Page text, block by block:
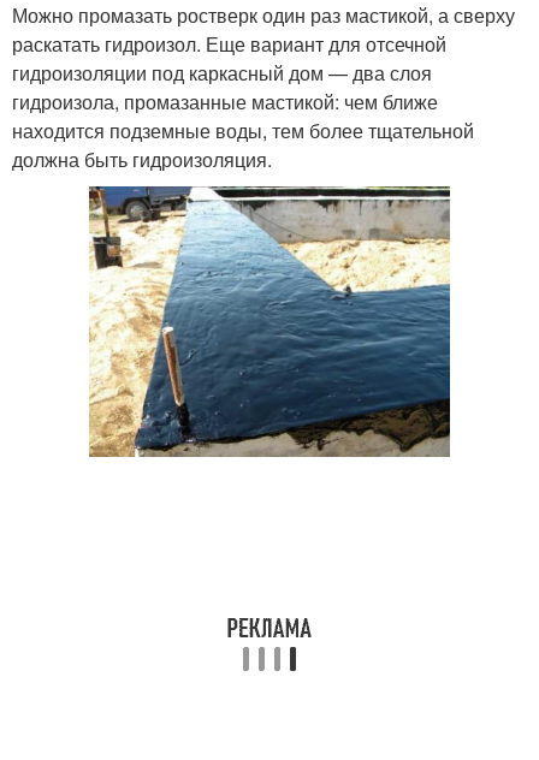
Можно промазать ростверк один раз мастикой, а сверху
раскатать гидроизол. Еще вариант для отсечной
гидроизоляции под каркасный дом — два слоя
гидроизола, промазанные мастикой: чем ближе
находится подземные воды, тем более тщательной
должна быть гидроизоляция.